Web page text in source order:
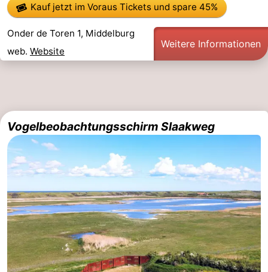
Kauf jetzt im Voraus Tickets und spare 45%
Onder de Toren 1, Middelburg
web. Website
Weitere Informationen
Vogelbeobachtungsschirm Slaakweg